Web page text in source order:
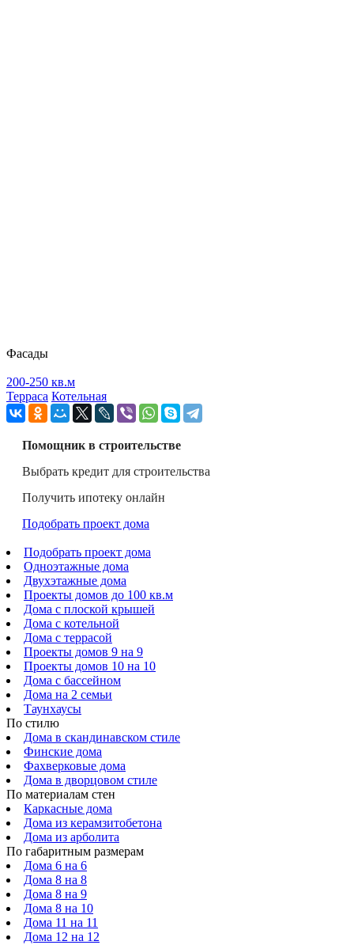
Фасады
200-250 кв.м
Терраса Котельная
Помощник в строительстве
Выбрать кредит для строительства
Получить ипотеку онлайн
Подобрать проект дома
Подобрать проект дома
Одноэтажные дома
Двухэтажные дома
Проекты домов до 100 кв.м
Дома с плоской крышей
Дома с котельной
Дома с террасой
Проекты домов 9 на 9
Проекты домов 10 на 10
Дома с бассейном
Дома на 2 семьи
Таунхаусы
По стилю
Дома в скандинавском стиле
Финские дома
Фахверковые дома
Дома в дворцовом стиле
По материалам стен
Каркасные дома
Дома из керамзитобетона
Дома из арболита
По габаритным размерам
Дома 6 на 6
Дома 8 на 8
Дома 8 на 9
Дома 8 на 10
Дома 11 на 11
Дома 12 на 12